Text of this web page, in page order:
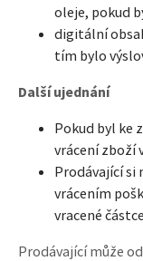
oleje, pokud
digitální
tím bylo
Další ujednání
Pokud byl ke
vrácení zboží
Prodávající si
vrácením
vracené
Prodávající může